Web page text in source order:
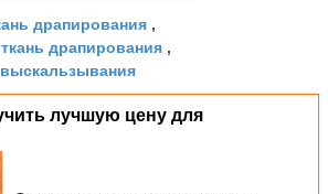
драпирования ,
драпирования ,
лучшую цену для